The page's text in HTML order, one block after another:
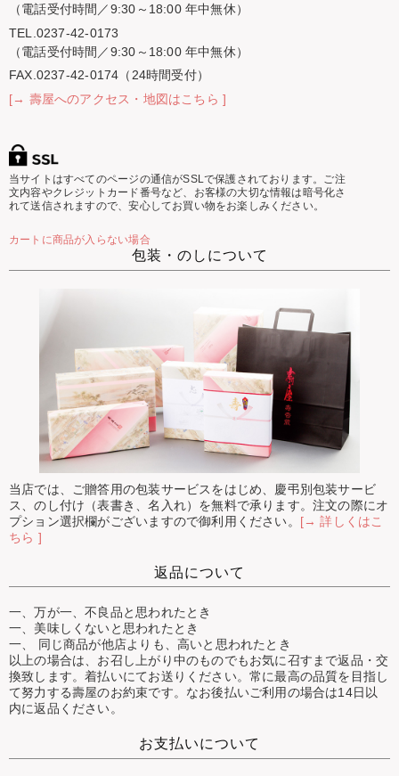
（電話受付時間／9:30～18:00 年中無休）
TEL.0237-42-0173
（電話受付時間／9:30～18:00 年中無休）
FAX.0237-42-0174（24時間受付）
[→ 壽屋へのアクセス・地図はこちら ]
当サイトはすべてのページの通信がSSLで保護されております。ご注
文内容やクレジットカード番号など、お客様の大切な情報は暗号化さ
れて送信されますので、安心してお買い物をお楽しみください。
カートに商品が入らない場合
包装・のしについて
当店では、ご贈答用の包装サービスをはじめ、慶弔別包装サービ
ス、のし付け（表書き、名入れ）を無料で承ります。注文の際にオ
プション選択欄がございますので御利用ください。 [→ 詳しくはこ
ちら ]
返品について
一、万が一、不良品と思われたとき
一、美味しくないと思われたとき
一、 同じ商品が他店よりも、高いと思われたとき
以上の場合は、お召し上がり中のものでもお気に召すまで返品・交
換致します。着払いにてお送りください。常に最高の品質を目指し
て努力する壽屋のお約束です。なお後払いご利用の場合は14日以
内に返品ください。
お支払いについて